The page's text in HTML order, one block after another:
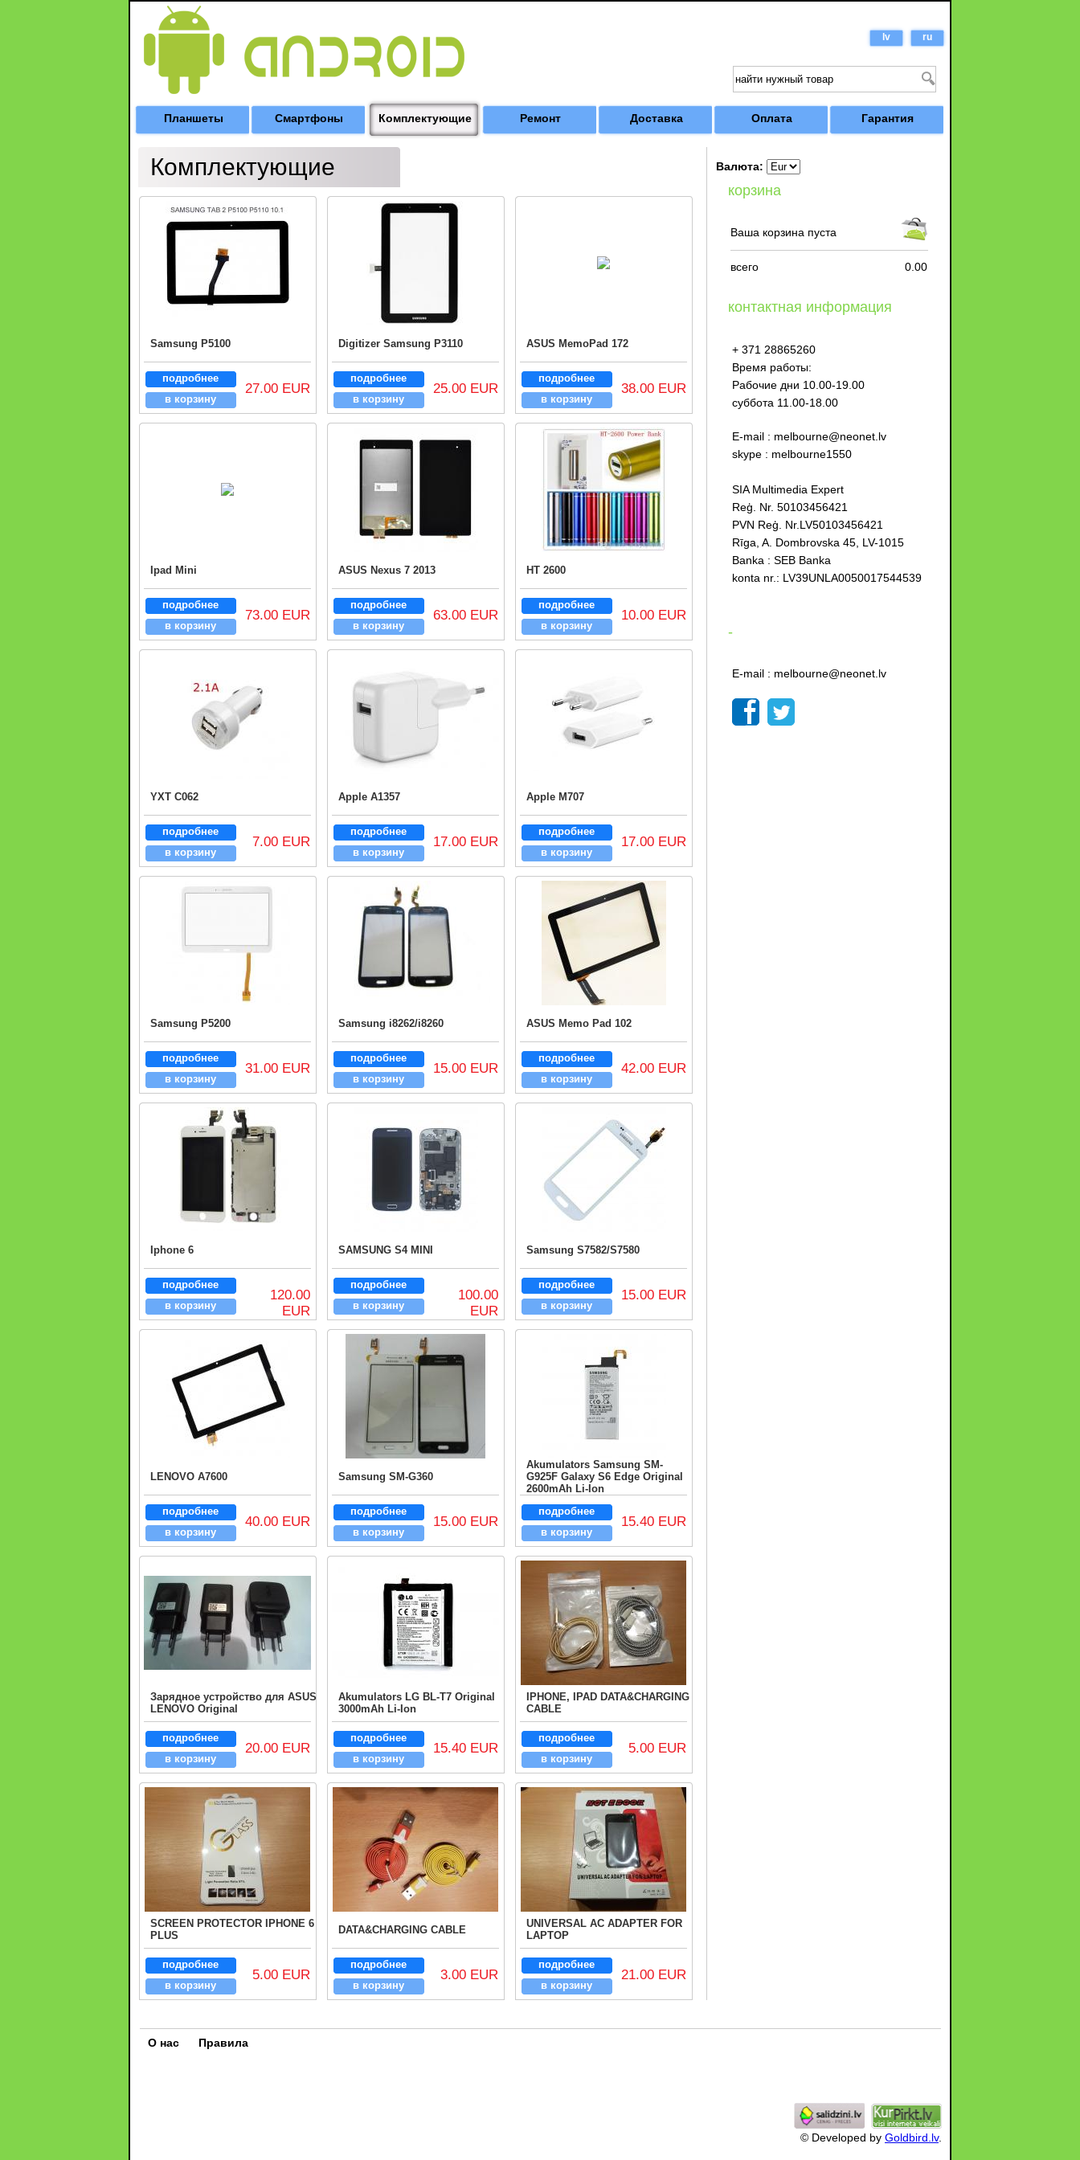
lv ru
Планшеты Смартфоны Комплектующие Ремонт Доставка Оплата Гарантия
Комплектующие
Samsung P5100
подробнее
в корзину
27.00 EUR
Digitizer Samsung P3110
подробнее
в корзину
25.00 EUR
ASUS MemoPad 172
подробнее
в корзину
38.00 EUR
Ipad Mini
подробнее
в корзину
73.00 EUR
ASUS Nexus 7 2013
подробнее
в корзину
63.00 EUR
HT 2600
подробнее
в корзину
10.00 EUR
YXT C062
подробнее
в корзину
7.00 EUR
Apple A1357
подробнее
в корзину
17.00 EUR
Apple M707
подробнее
в корзину
17.00 EUR
Samsung P5200
подробнее
в корзину
31.00 EUR
Samsung i8262/i8260
подробнее
в корзину
15.00 EUR
ASUS Memo Pad 102
подробнее
в корзину
42.00 EUR
Iphone 6
подробнее
в корзину
120.00
EUR
SAMSUNG S4 MINI
подробнее
в корзину
100.00
EUR
Samsung S7582/S7580
подробнее
в корзину
15.00 EUR
LENOVO A7600
подробнее
в корзину
40.00 EUR
Samsung SM-G360
подробнее
в корзину
15.00 EUR
Akumulators Samsung SM-
G925F Galaxy S6 Edge Original
2600mAh Li-Ion
подробнее
в корзину
15.40 EUR
Зарядное устройство для ASUS
LENOVO Original
подробнее
в корзину
20.00 EUR
Akumulators LG BL-T7 Original
3000mAh Li-Ion
подробнее
в корзину
15.40 EUR
IPHONE, IPAD DATA&CHARGING
CABLE
подробнее
в корзину
5.00 EUR
SCREEN PROTECTOR IPHONE 6
PLUS
подробнее
в корзину
5.00 EUR
DATA&CHARGING CABLE
подробнее
в корзину
3.00 EUR
UNIVERSAL AC ADAPTER FOR
LAPTOP
подробнее
в корзину
21.00 EUR
Валюта:
корзина
Ваша корзина пуста
всего 0.00
контактная информация
+ 371 28865260
Время работы:
Рабочие дни 10.00-19.00
суббота 11.00-18.00
E-mail : melbourne@neonet.lv
skype : melbourne1550
SIA Multimedia Expert
Reģ. Nr. 50103456421
PVN Reģ. Nr.LV50103456421
Rīga, A. Dombrovska 45, LV-1015
Banka : SEB Banka
konta nr.: LV39UNLA0050017544539
-
E-mail : melbourne@neonet.lv
О нас Правила
© Developed by Goldbird.lv.